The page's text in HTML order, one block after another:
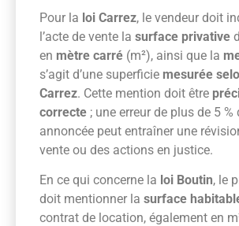
Pour la loi Carrez, le vendeur doit
l’acte de vente la surface privative
en mètre carré (m²), ainsi que la
s’agit d’une superficie mesurée
Carrez. Cette mention doit être
correcte ; une erreur de plus de 5
annoncée peut entraîner une
vente ou des actions en justice.
En ce qui concerne la loi Boutin, le
doit mentionner la surface
contrat de location, également en